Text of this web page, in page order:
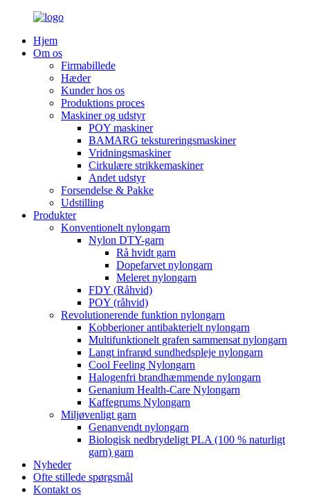
Hjem
Om os
Firmabillede
Hæder
Kunder hos os
Produktions proces
Maskiner og udstyr
POY maskiner
BAMARG tekstureringsmaskiner
Vridningsmaskiner
Cirkulære strikkemaskiner
Andet udstyr
Forsendelse & Pakke
Udstilling
Produkter
Konventionelt nylongarn
Nylon DTY-garn
Rå hvidt garn
Dopefarvet nylongarn
Meleret nylongarn
FDY (Råhvid)
POY (råhvid)
Revolutionerende funktion nylongarn
Kobberioner antibakterielt nylongarn
Multifunktionelt grafen sammensat nylongarn
Langt infrarød sundhedspleje nylongarn
Cool Feeling Nylongarn
Halogenfri brandhæmmende nylongarn
Genanium Health-Care Nylongarn
Kaffegrums Nylongarn
Miljøvenligt garn
Genanvendt nylongarn
Biologisk nedbrydeligt PLA (100 % naturligt
garn) garn
Nyheder
Ofte stillede spørgsmål
Kontakt os